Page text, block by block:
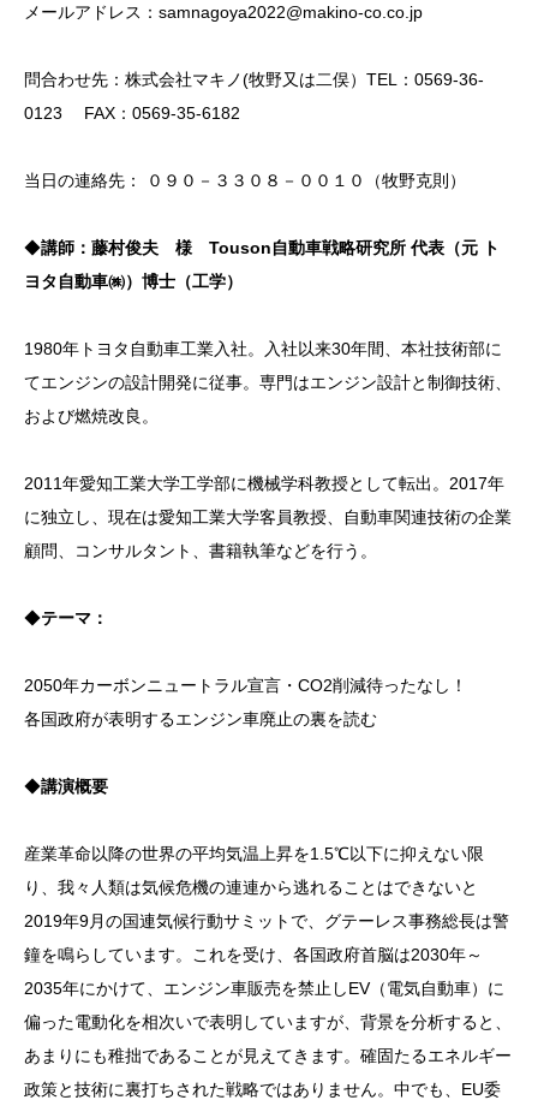
メールアドレス： samnagoya2022@makino-co.co.jp
問合わせ先：株式会社マキノ(牧野又は二俣）TEL：0569-36-
0123 FAX：0569-35-6182
当日の連絡先： ０９０－３３０８－００１０（牧野克則）
◆講師：藤村俊夫 様 Touson自動車戦略研究所 代表（元 ト
ヨタ自動車㈱） 博士（工学）
1980年トヨタ自動車工業入社。入社以来30年間、本社技術部に
てエンジンの設計開発に従事。専門はエンジン設計と制御技術、
および燃焼改良。
2011年愛知工業大学工学部に機械学科教授として転出。2017年
に独立し、現在は愛知工業大学客員教授、自動車関連技術の企業
顧問、コンサルタント、書籍執筆などを行う。
◆テーマ：
2050年カーボンニュートラル宣言・CO2削減待ったなし！
各国政府が表明するエンジン車廃止の裏を読む
◆講演概要
産業革命以降の世界の平均気温上昇を1.5℃以下に抑えない限
り、我々人類は気候危機の連連から逃れることはできないと
2019年9月の国連気候行動サミットで、グテーレス事務総長は警
鐘を鳴らしています。これを受け、各国政府首脳は2030年～
2035年にかけて、エンジン車販売を禁止しEV（電気自動車）に
偏った電動化を相次いで表明していますが、背景を分析すると、
あまりにも稚拙であることが見えてきます。確固たるエネルギー
政策と技術に裏打ちされた戦略ではありません。中でも、EU委